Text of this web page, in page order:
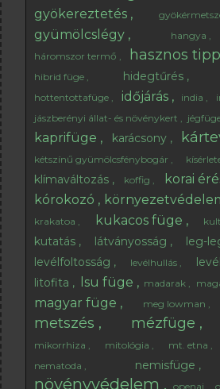
gyökereztetés
gyümölcslégy hangya
háromszor termő
hasznos
hibrid füge hidegtűrés
hottentottafüge időjárás india
jászberényi állat- és növénykert
kaprifüge karácsony
kétszínű gyümölcsfénybogár
klímaváltozás
koffig korai
kórokozó
krakatoa kukacos füge
kutatás
látványosság leg-
levélfoltosság
levélhullás
litofita
lsu füge madarak
magyar füge meg lowman
metszés mézfüge
mikorrhiza mitológia mt. etna
nematoda
nemisfüge
növényvédelem openai